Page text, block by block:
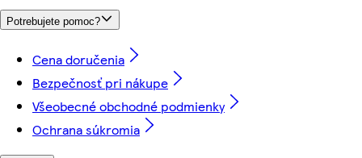
Potrebujete pomoc?
Cena doručenia
Bezpečnosť pri nákupe
Všeobecné obchodné podmienky
Ochrana súkromia